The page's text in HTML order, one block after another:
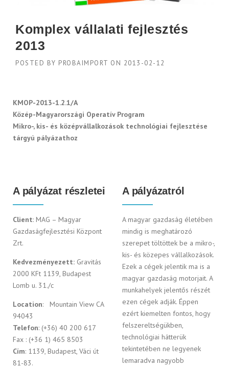
Komplex vállalati fejlesztés
2013
POSTED BY PROBAIMPORT ON 2013-02-12
KMOP-2013-1.2.1/A
Közép-Magyarországi Operatív Program
Mikro-, kis- és középvállalkozások technológiai fejlesztése
tárgyú pályázathoz
A pályázat részletei
Client: MAG – Magyar
Gazdaságfejlesztési Központ
Zrt.
Kedvezményezett: Gravitás
2000 KFt 1139, Budapest
Lomb u. 31./c
Location: Mountain View CA
94043
Telefon: (+36) 40 200 617
Fax : (+36 1) 465 8503
Cím: 1139, Budapest, Váci út
81-83.
A pályázatról
A magyar gazdaság életében
mindig is meghatározó
szerepet töltöttek be a mikro-,
kis- és közepes vállalkozások.
Ezek a cégek jelentik ma is a
magyar gazdaság motorjait. A
munkahelyek jelentős részét
ezen cégek adják. Éppen
ezért kiemelten fontos, hogy
felszereltségükben,
technológiai hátterük
tekintetében ne legyenek
lemaradva nagyobb